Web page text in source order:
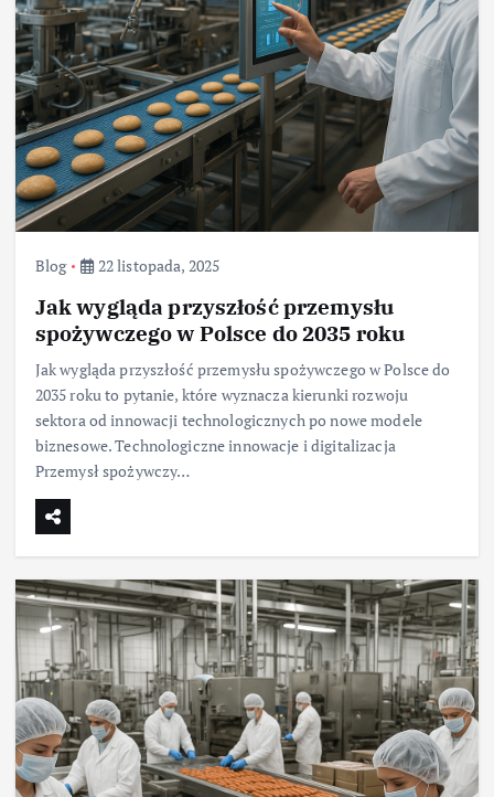
Blog 22 listopada, 2025
Jak wygląda przyszłość przemysłu
spożywczego w Polsce do 2035 roku
Jak wygląda przyszłość przemysłu spożywczego w Polsce do
2035 roku to pytanie, które wyznacza kierunki rozwoju
sektora od innowacji technologicznych po nowe modele
biznesowe. Technologiczne innowacje i digitalizacja
Przemysł spożywczy…